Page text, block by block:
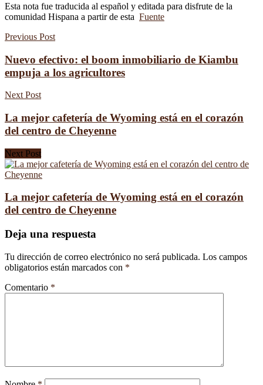
Esta nota fue traducida al español y editada para disfrute de la
comunidad Hispana a partir de esta Fuente
Previous Post
Nuevo efectivo: el boom inmobiliario de Kiambu
empuja a los agricultores
Next Post
La mejor cafetería de Wyoming está en el corazón
del centro de Cheyenne
Next Post
La mejor cafetería de Wyoming está en el corazón
del centro de Cheyenne
Deja una respuesta
Tu dirección de correo electrónico no será publicada. Los campos
obligatorios están marcados con *
Comentario *